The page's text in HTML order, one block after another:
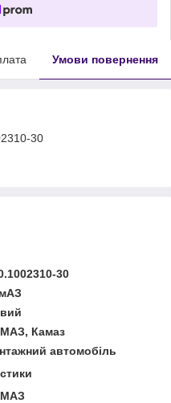
Умови повернення
30
30
Камаз
автомобіль